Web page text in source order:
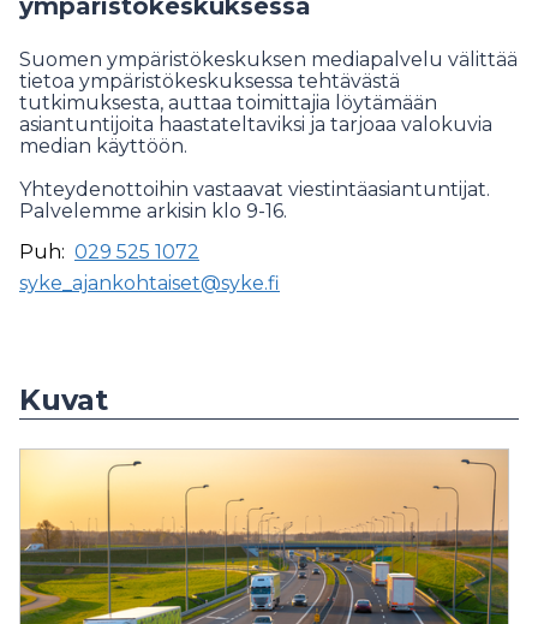
ympäristökeskuksessa
Suomen ympäristökeskuksen mediapalvelu välittää
tietoa ympäristökeskuksessa tehtävästä
tutkimuksesta, auttaa toimittajia löytämään
asiantuntijoita haastateltaviksi ja tarjoaa valokuvia
median käyttöön.
Yhteydenottoihin vastaavat viestintäasiantuntijat.
Palvelemme arkisin klo 9-16.
Puh: 029 525 1072
syke_ajankohtaiset@syke.fi
Kuvat